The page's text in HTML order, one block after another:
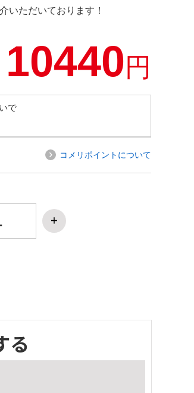
いただいております！
10440円
で
コメリポイントについて
る